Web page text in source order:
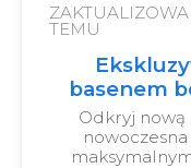
TEMU
basenem
Odkryj